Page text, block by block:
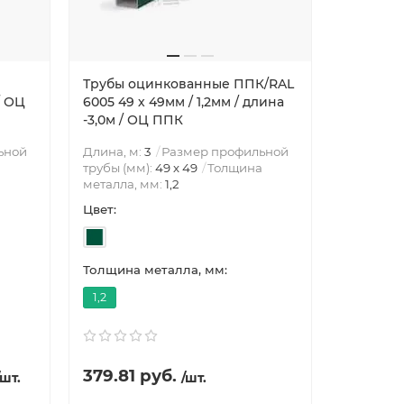
ОЦ
Трубы оцинкованные ППК/RAL
6005 49 х 49мм / 1,2мм / длина
-3,0м / ОЦ ППК
Длина, м: 3
Размер профильной
трубы (мм): 49 х 49
Толщина
металла, мм: 1,2
Цвет:
Толщина металла, мм:
1,2
379.81 руб. /шт.